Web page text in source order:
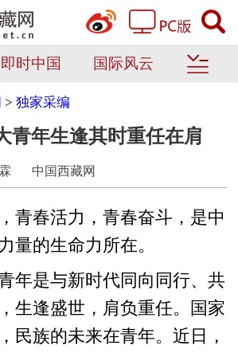
即时中国 国际风云
>独家采编
青年生逢其时重任在肩
中国西藏网
春活力，青春奋斗，是中
量的生命力所在。
是与新时代同向同行、共
生逢盛世，肩负重任。国家
民族的未来在青年。近日，